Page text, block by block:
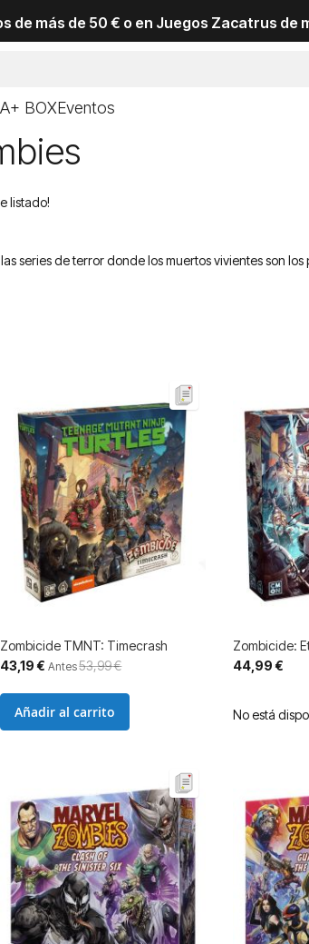
de más de 50 € o en Juegos Zacatrus de
BOXEventos
listado!
series de terror donde los muertos vivientes son
Zombicide TMNT: Timecrash
Precio
especial
43,19 € Antes53,99 €
Añadir al carrito
Zombicide:
44,99 €
No está